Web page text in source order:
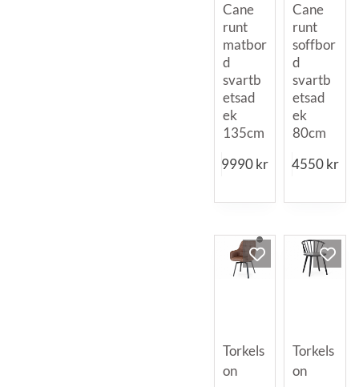
Cane
runt
matbor
d
svartb
etsad
ek
135cm
9990kr
Cane
runt
soffbor
d
svartb
etsad
ek
80cm
4550kr
Torkels
on
Torkels
on